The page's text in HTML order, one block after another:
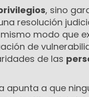
, sino
resolución
modo que
de
de las
apunta a que